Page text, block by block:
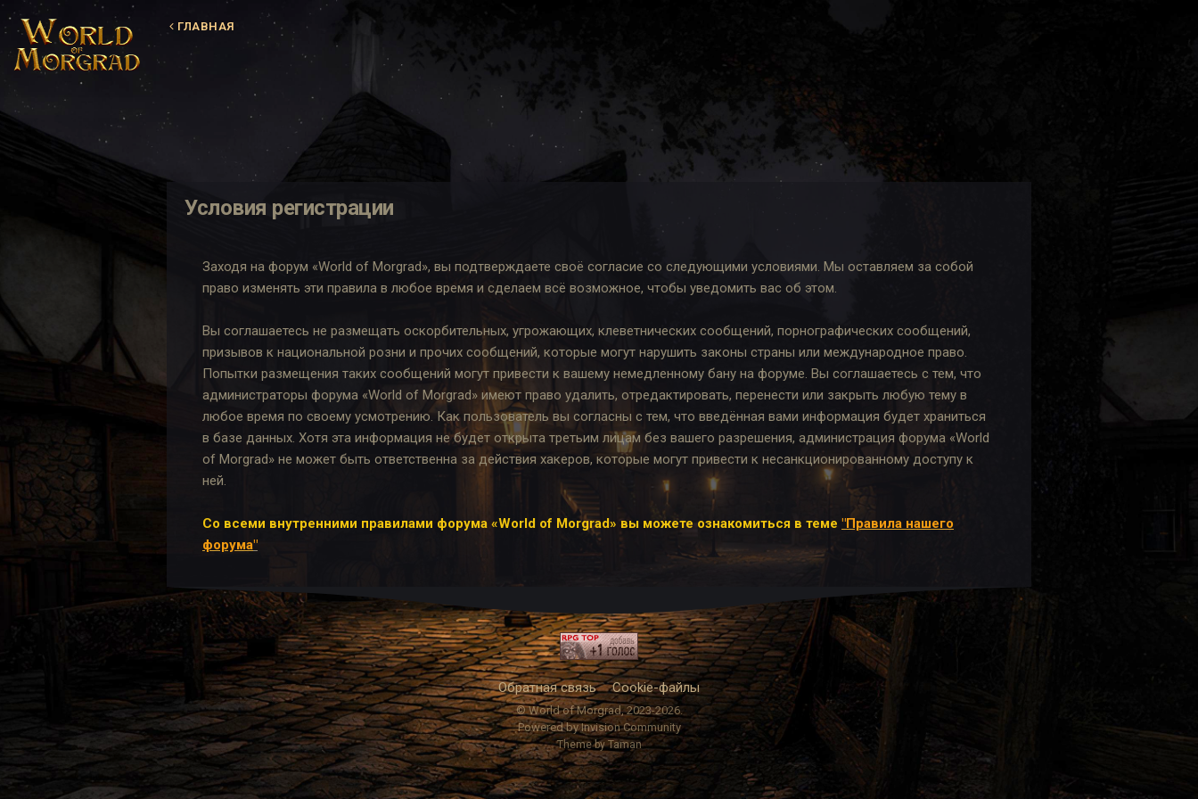
ГЛАВНАЯ
Условия регистрации
Заходя на форум «World of Morgrad», вы подтверждаете своё согласие со следующими условиями. Мы оставляем за собой
право изменять эти правила в любое время и сделаем всё возможное, чтобы уведомить вас об этом.
Вы соглашаетесь не размещать оскорбительных, угрожающих, клеветнических сообщений, порнографических сообщений,
призывов к национальной розни и прочих сообщений, которые могут нарушить законы страны или международное право.
Попытки размещения таких сообщений могут привести к вашему немедленному бану на форуме. Вы соглашаетесь с тем, что
администраторы форума «World of Morgrad» имеют право удалить, отредактировать, перенести или закрыть любую тему в
любое время по своему усмотрению. Как пользователь вы согласны с тем, что введённая вами информация будет храниться
в базе данных. Хотя эта информация не будет открыта третьим лицам без вашего разрешения, администрация форума «World
of Morgrad» не может быть ответственна за действия хакеров, которые могут привести к несанкционированному доступу к
ней.
Со всеми внутренними правилами форума «World of Morgrad» вы можете ознакомиться в теме "Правила нашего
форума"
Обратная связь Cookie-файлы
© World of Morgrad, 2023-2026.
Powered by Invision Community
Theme by Taman